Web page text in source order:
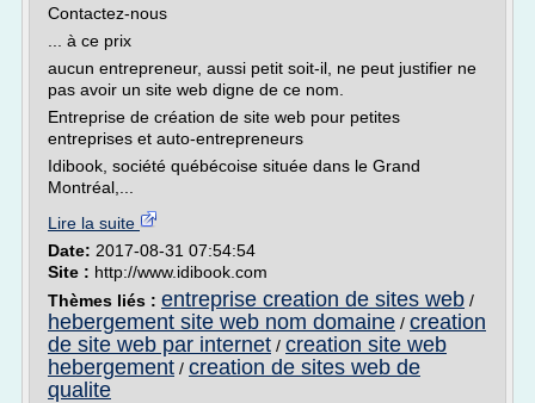
Contactez-nous
... à ce prix
aucun entrepreneur, aussi petit soit-il, ne peut justifier ne
pas avoir un site web digne de ce nom.
Entreprise de création de site web pour petites
entreprises et auto-entrepreneurs
Idibook, société québécoise située dans le Grand
Montréal,...
Lire la suite
Date: 2017-08-31 07:54:54
Site : http://www.idibook.com
Thèmes liés : entreprise creation de sites web /
hebergement site web nom domaine / creation
de site web par internet / creation site web
hebergement / creation de sites web de
qualite